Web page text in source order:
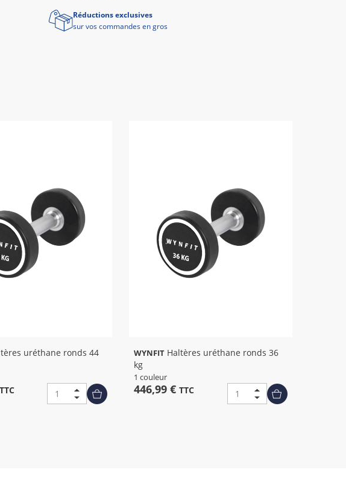
Réductions exclusives
sur vos commandes en gros
TTC
WYNFIT
kg
1 couleur
446,99 €TTC